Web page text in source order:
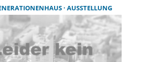
Schlitten durch den Ort
an der Bahnhofstraße, wo
in weihnachtlicher Atmosphäre
AUSSTELLUNG